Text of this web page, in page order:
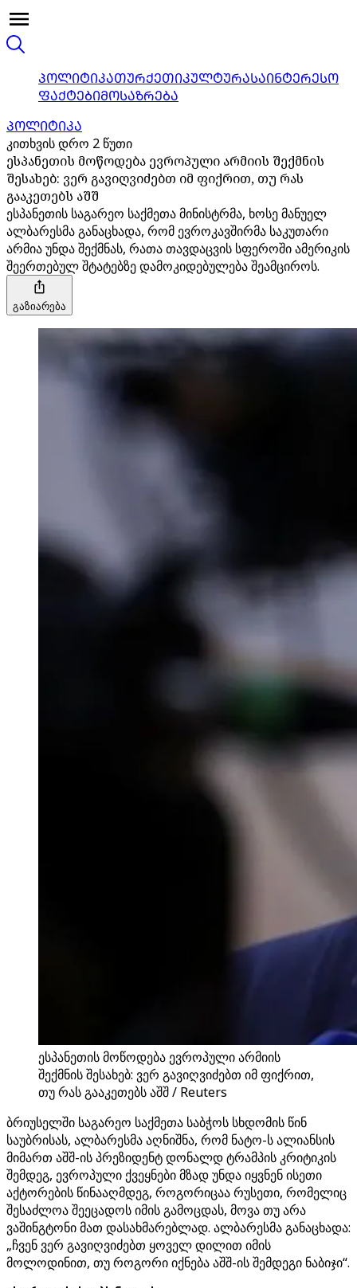
ᲞᲝᲚᲘᲢᲘᲙᲐᲗᲣᲠᲥᲔᲗᲘᲙᲣᲚᲢᲣᲠᲐᲡᲐᲘᲜᲢᲔᲠᲔᲡᲝ
ᲤᲐᲥᲢᲔᲑᲘᲛᲝᲡᲐᲖᲠᲔᲑᲐ
ᲞᲝᲚᲘᲢᲘᲙᲐ
კითხვის დრო 2 წუთი
ესპანეთის მოწოდება ევროპული არმიის შექმნის
შესახებ: ვერ გავიღვიძებთ იმ ფიქრით, თუ რას
გააკეთებს აშშ
ესპანეთის საგარეო საქმეთა მინისტრმა, ხოსე მანუელ
ალბარესმა განაცხადა, რომ ევროკავშირმა საკუთარი
არმია უნდა შექმნას, რათა თავდაცვის სფეროში ამერიკის
შეერთებულ შტატებზე დამოკიდებულება შეამციროს.
გაზიარება
ესპანეთის მოწოდება ევროპული არმიის
შექმნის შესახებ: ვერ გავიღვიძებთ იმ ფიქრით,
თუ რას გააკეთებს აშშ / Reuters
ბრიუსელში საგარეო საქმეთა საბჭოს სხდომის წინ
საუბრისას, ალბარესმა აღნიშნა, რომ ნატო-ს ალიანსის
მიმართ აშშ-ის პრეზიდენტ დონალდ ტრამპის კრიტიკის
შემდეგ, ევროპული ქვეყნები მზად უნდა იყვნენ ისეთი
აქტორების წინააღმდეგ, როგორიცაა რუსეთი, რომელიც
შესაძლოა შეეცადოს იმის გამოცდას, მოვა თუ არა
ვაშინგტონი მათ დასახმარებლად. ალბარესმა განაცხადა:
„ჩვენ ვერ გავიღვიძებთ ყოველ დილით იმის
მოლოდინით, თუ როგორი იქნება აშშ-ის შემდეგი ნაბიჯი“.